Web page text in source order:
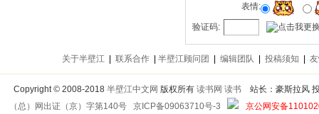
表情:
验证码:
关于半壁江 联系合作 半壁江顾问团 编辑团队 投稿须知
Copyright©2008-2018 半壁江中文网 版权所有 读书网 读书
站长：豪斯拉风
（总）网出证（京）字第140号 京ICP备09063710号-3 京公网安备